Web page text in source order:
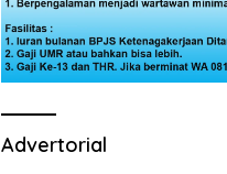
Advertorial